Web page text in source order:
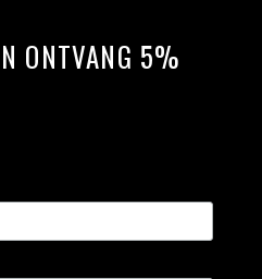
ONTVANG 5%